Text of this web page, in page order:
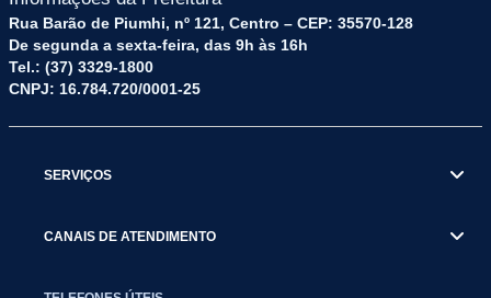
Rua Barão de Piumhi, nº 121, Centro – CEP: 35570-128
De segunda a sexta-feira, das 9h às 16h
Tel.: (37) 3329-1800
CNPJ: 16.784.720/0001-25
SERVIÇOS
CANAIS DE ATENDIMENTO